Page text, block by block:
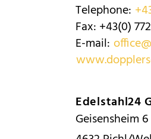
Telephone:
Fax: +43(0)
E-mail:
Edelstahl24
Geisensheim 6